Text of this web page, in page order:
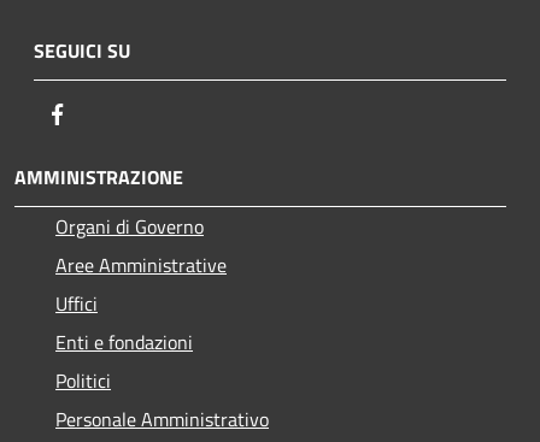
SEGUICI SU
AMMINISTRAZIONE
Organi di Governo
Aree Amministrative
Uffici
Enti e fondazioni
Politici
Personale Amministrativo